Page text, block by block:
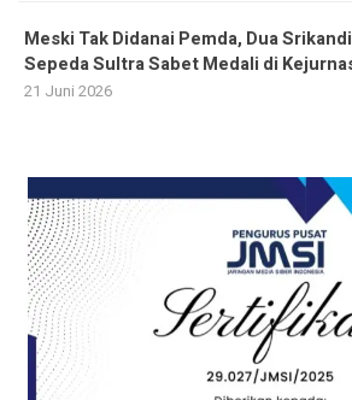
Meski Tak Didanai Pemda, Dua
Sepeda Sultra Sabet Medali di
21 Juni 2026